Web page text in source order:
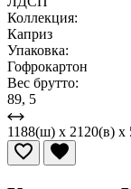
Коллекция:
Каприз
Упаковка:
Гофрокартон
Вес брутто:
89, 5
1188(ш) x 2120(в) x